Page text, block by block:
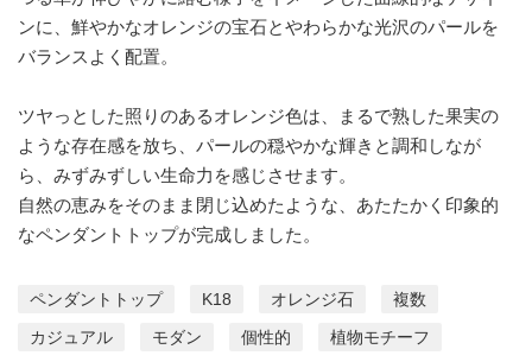
ンに、鮮やかなオレンジの宝石とやわらかな光沢のパールを
バランスよく配置。
ツヤっとした照りのあるオレンジ色は、まるで熟した果実の
ような存在感を放ち、パールの穏やかな輝きと調和しなが
ら、みずみずしい生命力を感じさせます。
自然の恵みをそのまま閉じ込めたような、あたたかく印象的
なペンダントトップが完成しました。
ペンダントトップ K18 オレンジ石
複数
カジュアル
モダン 個性的 植物モチーフ